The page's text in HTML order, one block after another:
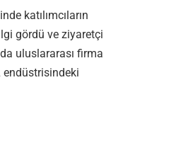
katılımcıların
gördü ve ziyaretçi
uluslararası firma
endüstrisindeki